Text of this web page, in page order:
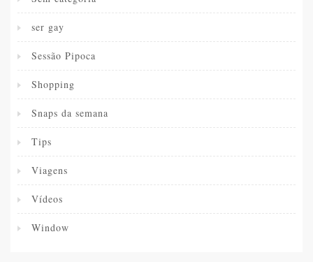
ser gay
Sessão Pipoca
Shopping
Snaps da semana
Tips
Viagens
Vídeos
Window